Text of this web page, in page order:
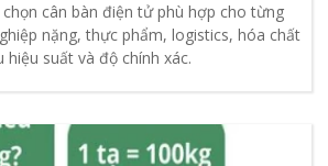
cân bàn điện tử phù hợp cho từng
nặng, thực phẩm, logistics, hóa chất
suất và độ chính xác.